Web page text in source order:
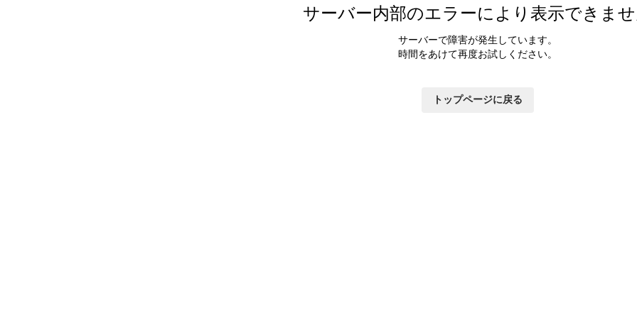
サーバー内部のエラーにより表示できま
サーバーで障害が発生しています。
時間をあけて再度お試しください。
トップページに戻る